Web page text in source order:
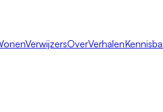
VerwijzersOverVerhalen